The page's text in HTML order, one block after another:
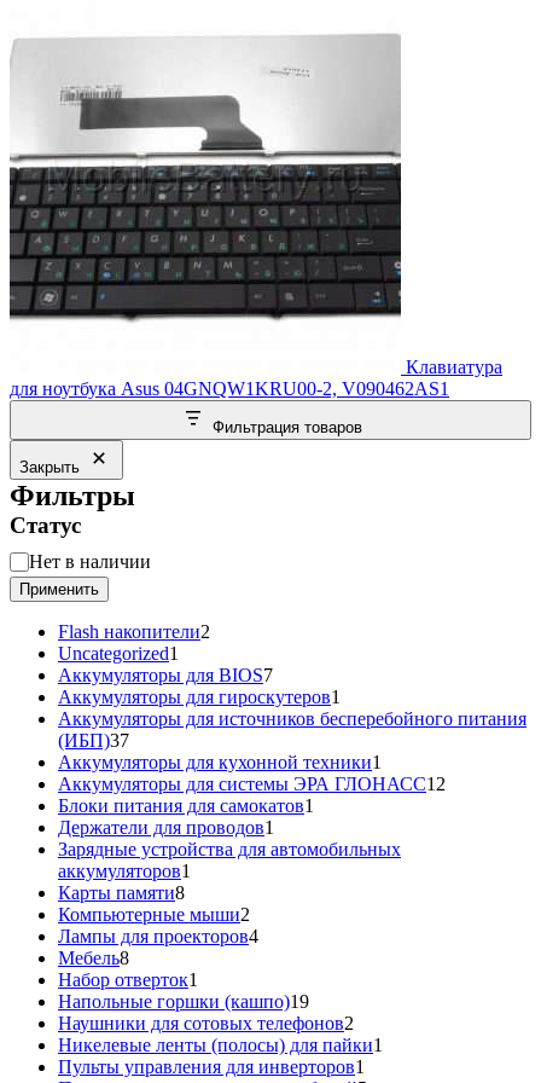
Клавиатура
для ноутбука Asus 04GNQW1KRU00-2, V090462AS1
Фильтрация товаров
Закрыть
Фильтры
Статус
Статус
Нет в наличии
Применить
Flash накопители2
Uncategorized1
товар
Аккумуляторы для BIOS77
товаров
Аккумуляторы для гироскутеров1
товар
Аккумуляторы для источников бесперебойного питания
(ИБП)3737
товаров
Аккумуляторы для кухонной техники1
товар
Аккумуляторы для системы ЭРА ГЛОНАСС12
Блоки питания для самокатов1
Держатели для проводов1
товар
Зарядные устройства для автомобильных
аккумуляторов1
Карты памяти88
товаров
Компьютерные мыши2
товара
Лампы для проекторов44
Мебель88
товаров
Набор отверток1
товар
Напольные горшки (кашпо)1919
товаров
Наушники для сотовых телефонов2
товара
Никелевые ленты (полосы) для пайки1
Пульты управления для инверторов1